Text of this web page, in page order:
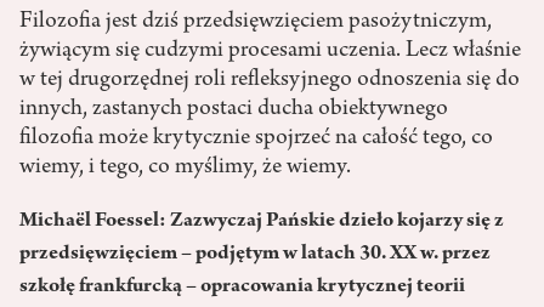
Filozofia jest dziś przedsięwzięciem pasożytniczym,
żywiącym się cudzymi procesami uczenia. Lecz właśnie
w tej drugorzędnej roli refleksyjnego odnoszenia się do
innych, zastanych postaci ducha obiektywnego
filozofia może krytycznie spojrzeć na całość tego, co
wiemy, i tego, co myślimy, że wiemy.
Michaël Foessel: Zazwyczaj Pańskie dzieło kojarzy się z
przedsięwzięciem – podjętym w latach 30. XX w. przez
szkołę frankfurcką – opracowania krytycznej teorii